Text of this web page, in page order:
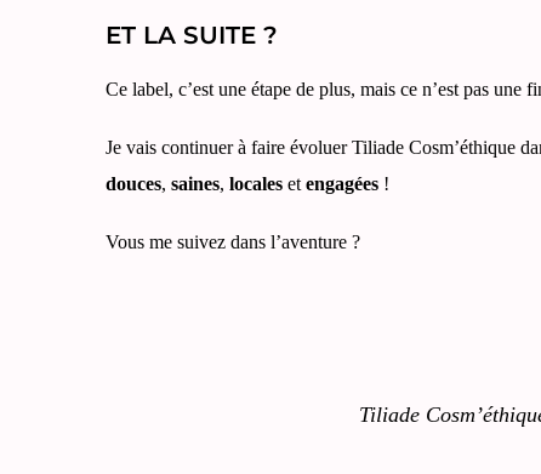
ET LA SUITE ?
Ce label, c’est une étape de plus, mais ce n’est pas une
Je vais continuer à faire évoluer Tiliade Cosm’éthique
douces, saines, locales et engagées !
Vous me suivez dans l’aventure ?
Tiliade